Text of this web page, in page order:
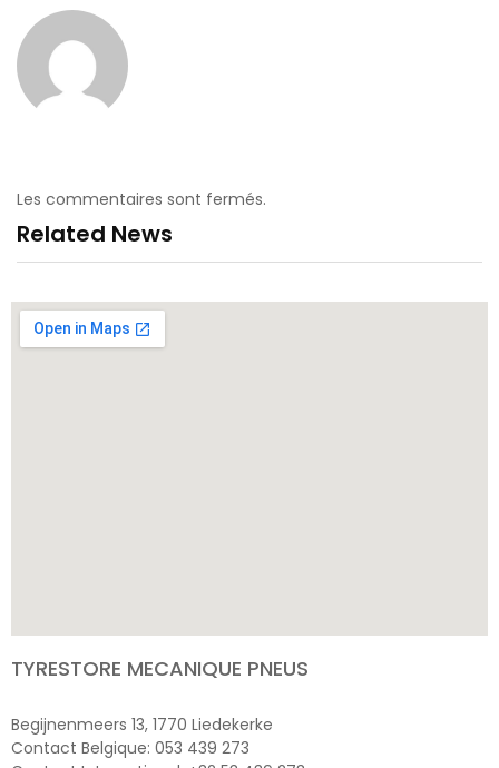
Les commentaires sont fermés.
Related News
TYRESTORE MECANIQUE PNEUS
Begijnenmeers 13, 1770 Liedekerke
Contact Belgique: 053 439 273